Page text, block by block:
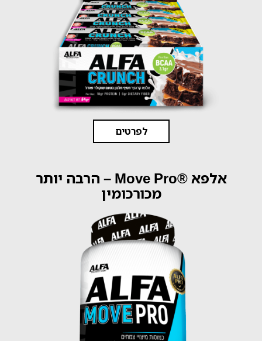
לפרטים
אלפא ®Move Pro – הרבה יותר
מכורכומין